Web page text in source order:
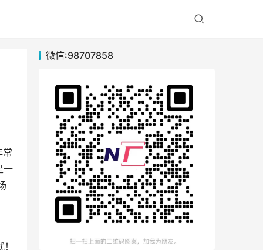
常
一
微信:98707858